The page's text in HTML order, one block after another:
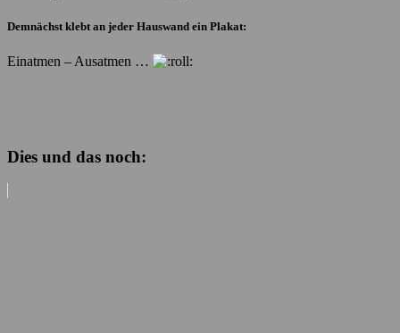
Demnächst klebt an jeder Hauswand ein Plakat:
Einatmen – Ausatmen …
Dies und das noch: